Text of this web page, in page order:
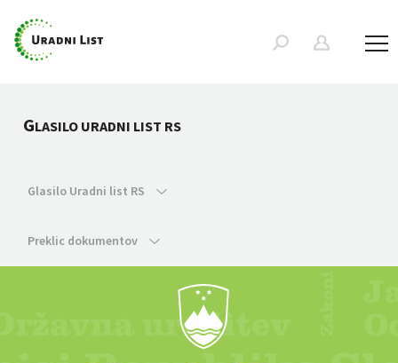
GLASILO URADNI LIST RS
Glasilo Uradni list RS
Preklic dokumentov